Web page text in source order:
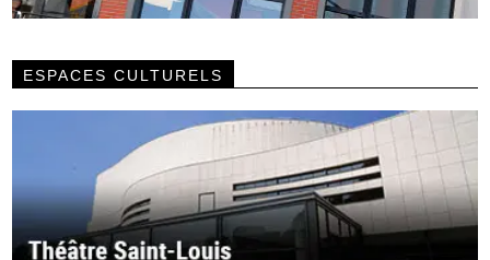
ESPACES CULTURELS